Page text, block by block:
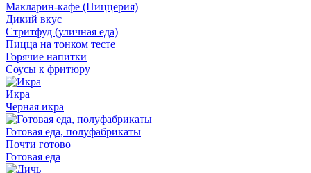
Макларин-кафе (Пиццерия)
Дикий вкус
Стритфуд (уличная еда)
Пицца на тонком тесте
Горячие напитки
Соусы к фритюру
Икра
Черная икра
Готовая еда, полуфабрикаты
Почти готово
Готовая еда